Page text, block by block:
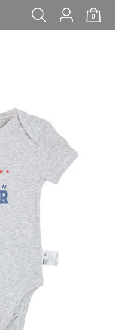
0
KIDS BABY